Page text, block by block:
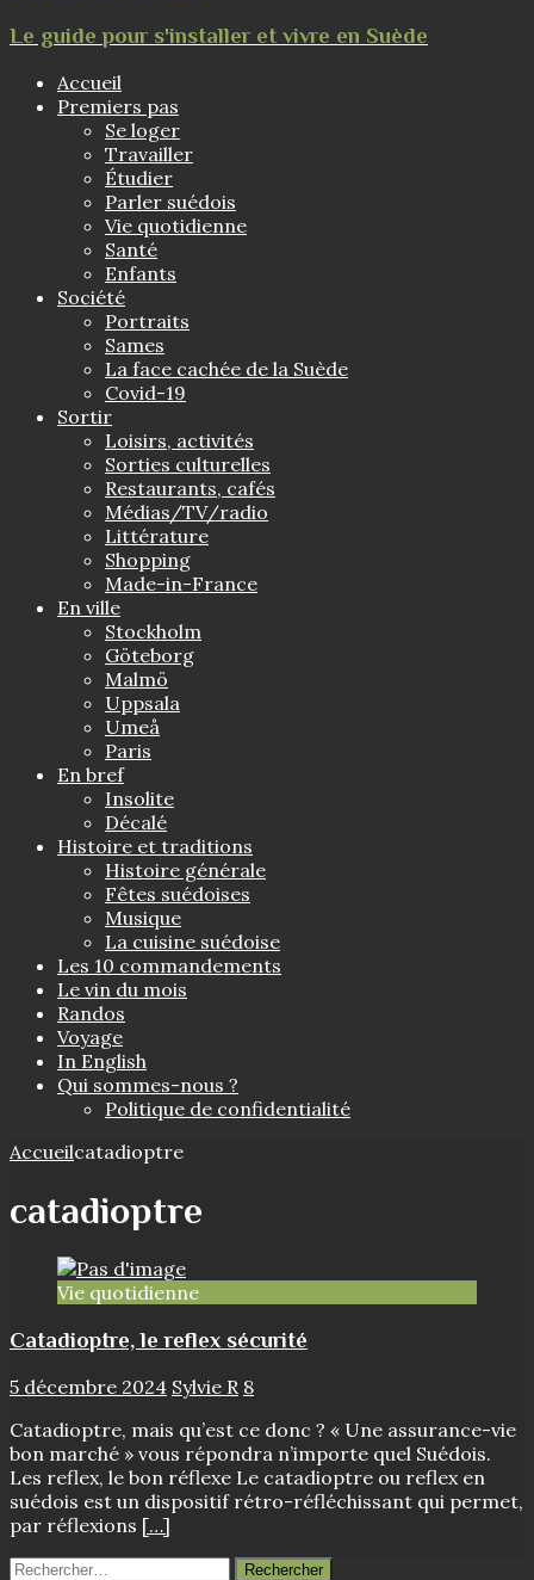
Le guide pour s'installer et vivre en Suède
Accueil
Premiers pas
Se loger
Travailler
Étudier
Parler suédois
Vie quotidienne
Santé
Enfants
Société
Portraits
Sames
La face cachée de la Suède
Covid-19
Sortir
Loisirs, activités
Sorties culturelles
Restaurants, cafés
Médias/TV/radio
Littérature
Shopping
Made-in-France
En ville
Stockholm
Göteborg
Malmö
Uppsala
Umeå
Paris
En bref
Insolite
Décalé
Histoire et traditions
Histoire générale
Fêtes suédoises
Musique
La cuisine suédoise
Les 10 commandements
Le vin du mois
Randos
Voyage
In English
Qui sommes-nous ?
Politique de confidentialité
Accueilcatadioptre
catadioptre
Vie quotidienne
Catadioptre, le reflex sécurité
5 décembre 2024 Sylvie R 8
Catadioptre, mais qu’est ce donc ? « Une assurance-vie
bon marché » vous répondra n’importe quel Suédois.
Les reflex, le bon réflexe Le catadioptre ou reflex en
suédois est un dispositif rétro-réfléchissant qui permet,
par réflexions […]
Rechercher :